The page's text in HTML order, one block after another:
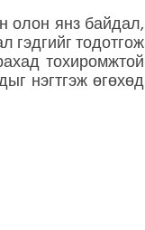
олон янз байдал,
гэдгийг тодотгож
тохиромжтой
нэгтгэж өгөхөд